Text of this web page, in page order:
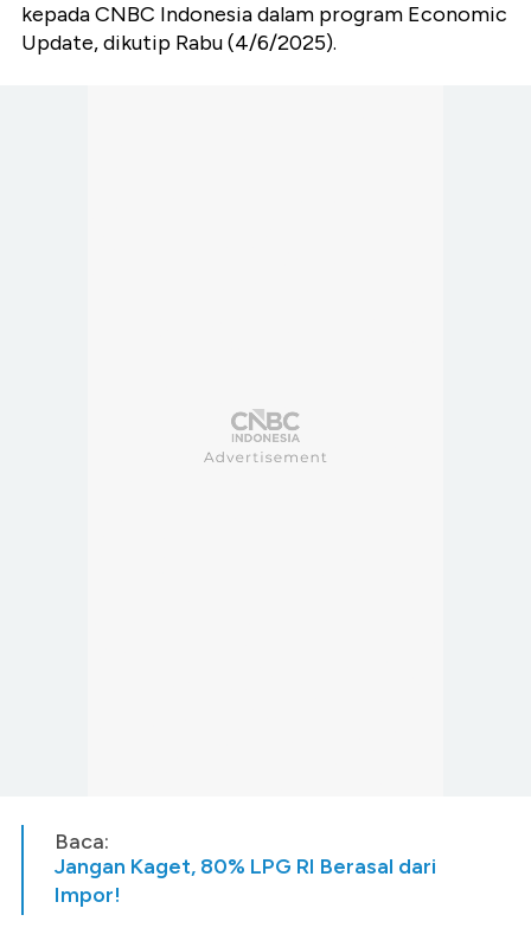
kepada CNBC Indonesia dalam program Economic
Update, dikutip Rabu (4/6/2025).
Baca:
Jangan Kaget, 80% LPG RI Berasal dari
Impor!